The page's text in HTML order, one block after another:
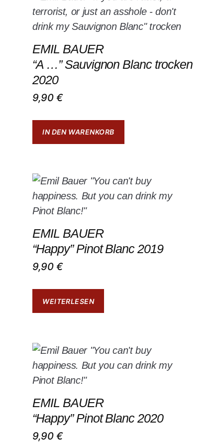
EMIL BAUER
“A …” Sauvignon Blanc trocken
2020
9,90 €
IN DEN WARENKORB
EMIL BAUER
“Happy” Pinot Blanc 2019
9,90 €
WEITERLESEN
EMIL BAUER
“Happy” Pinot Blanc 2020
9,90 €